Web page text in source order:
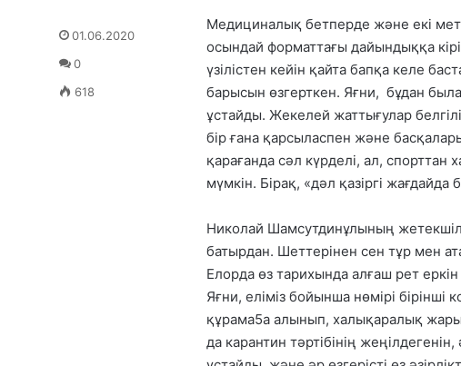
Медициналық бетперде және екі
осындай форматтағы дайындыққа
үзілістен кейін қайта бапқа келе
барысын өзгерткен. Яғни, бұдан
ұстайды. Жекелей жаттығулар
бір ғана қарсыласпен және
қарағанда сәл күрделі, ал, спорттан
мүмкін. Бірақ, «дәл қазіргі
Николай Шамсутдинұлының
батырдан. Шеттерінен сен тұр мен
Елорда өз тарихында алғаш рет
Яғни, еліміз бойынша нөмірі
құрама5а алынып, халықаралық
да карантин тәртібінің
01.06.2020
0
618